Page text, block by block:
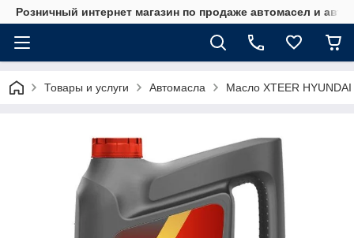
Розничный интернет магазин по продаже автомасел и
Товары и услуги Автомасла Mасло XTEER